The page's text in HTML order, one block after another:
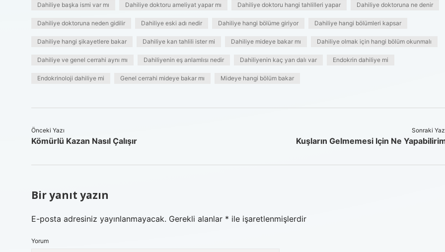
Dahiliye başka ismi var mı Dahiliye doktoru ameliyat yapar mı Dahiliye doktoru hangi tahlilleri yapar Dahiliye doktoruna ne denir
Dahiliye doktoruna neden gidilir Dahiliye eski adı nedir Dahiliye hangi bölüme giriyor Dahiliye hangi bölümleri kapsar
Dahiliye hangi şikayetlere bakar Dahiliye kan tahlili ister mi Dahiliye mideye bakar mı Dahiliye olmak için hangi bölüm okunmalı
Dahiliye ve genel cerrahi aynı mı Dahiliyenin eş anlamlısı nedir Dahiliyenin kaç yan dalı var Endokrin dahiliye mi
Endokrinoloji dahiliye mi Genel cerrahi mideye bakar mı Mideye hangi bölüm bakar
Önceki Yazı
Kömürlü Kazan Nasıl Çalışır
Sonraki
Kuşların Gelmemesi Için Ne
Bir yanıt yazın
E-posta adresiniz yayınlanmayacak. Gerekli alanlar * ile işaretlenmişlerdir
Yorum